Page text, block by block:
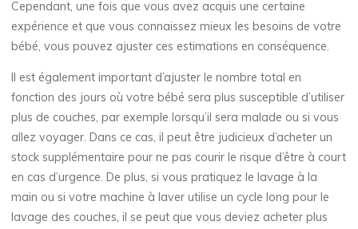
Cependant, une fois que vous avez acquis une certaine
expérience et que vous connaissez mieux les besoins de votre
bébé, vous pouvez ajuster ces estimations en conséquence.
Il est également important d’ajuster le nombre total en
fonction des jours où votre bébé sera plus susceptible d’utiliser
plus de couches, par exemple lorsqu’il sera malade ou si vous
allez voyager. Dans ce cas, il peut être judicieux d’acheter un
stock supplémentaire pour ne pas courir le risque d’être à court
en cas d’urgence. De plus, si vous pratiquez le lavage à la
main ou si votre machine à laver utilise un cycle long pour le
lavage des couches, il se peut que vous deviez acheter plus